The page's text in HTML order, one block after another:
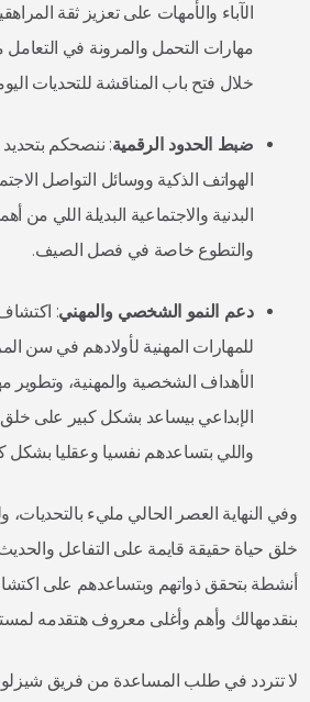
الآباء والأمهات على تعزيز ثقة
مهارات التحمل والمرونة في التعامل
خلال فتح باب المناقشة للتحديات
ضبط الحدود الرقمية: ننصحكم
الهواتف الذكية ووسائل التواصل
البدنية والاجتماعية البديلة اللي من
والتطوع خاصة في فصل الصيف.
دعم النمو الشخصي والمهني: اكتشاف
للمهارات المهنية لأولادهم في سن
الأهداف الشخصية والمهنية، وتطوير
الإبداعي بيساعد بشكل كبير على خلق
واللي بتساعدهم نفسيا وعقليا بشكل
وفي النهاية العصر الحالي مليء
خلق حياة حقيقة قايمة على التفاعل
أنشطة بتحقق ذواتهم وبتساعدهم على
بنقدمهالك وأهم وأغلى معروف هتقدمه
لا تتردد في طلب المساعدة من فريق